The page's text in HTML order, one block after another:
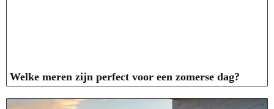
Welke meren zijn perfect voor een zomerse dag?